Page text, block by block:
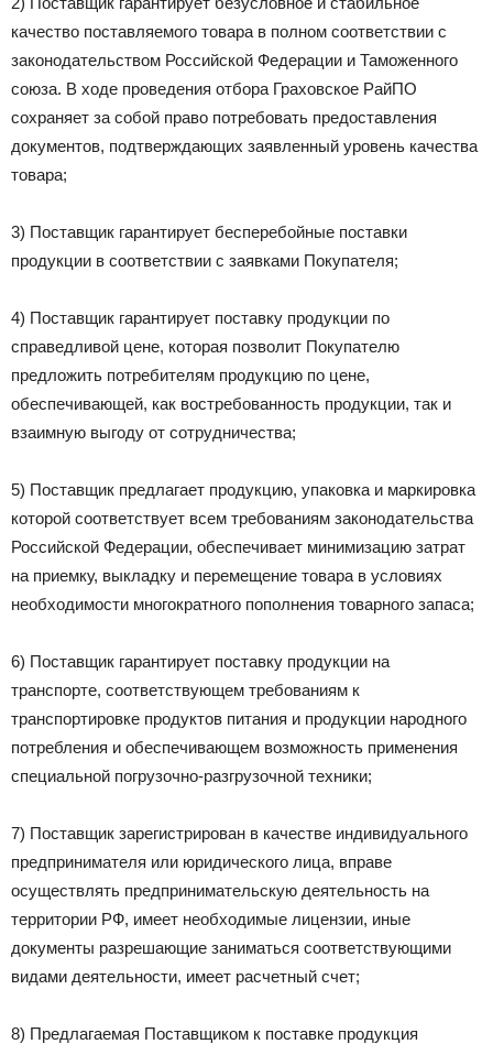
качество поставляемого товара в полном соответствии с
законодательством Российской Федерации и Таможенного
союза. В ходе проведения отбора Граховское РайПО
сохраняет за собой право потребовать предоставления
документов, подтверждающих заявленный уровень качества
товара;
3) Поставщик гарантирует бесперебойные поставки
продукции в соответствии с заявками Покупателя;
4) Поставщик гарантирует поставку продукции по
справедливой цене, которая позволит Покупателю
предложить потребителям продукцию по цене,
обеспечивающей, как востребованность продукции, так и
взаимную выгоду от сотрудничества;
5) Поставщик предлагает продукцию, упаковка и маркировка
которой соответствует всем требованиям законодательства
Российской Федерации, обеспечивает минимизацию затрат
на приемку, выкладку и перемещение товара в условиях
необходимости многократного пополнения товарного запаса;
6) Поставщик гарантирует поставку продукции на
транспорте, соответствующем требованиям к
транспортировке продуктов питания и продукции народного
потребления и обеспечивающем возможность применения
специальной погрузочно-разгрузочной техники;
7) Поставщик зарегистрирован в качестве индивидуального
предпринимателя или юридического лица, вправе
осуществлять предпринимательскую деятельность на
территории РФ, имеет необходимые лицензии, иные
документы разрешающие заниматься соответствующими
видами деятельности, имеет расчетный счет;
8) Предлагаемая Поставщиком к поставке продукция